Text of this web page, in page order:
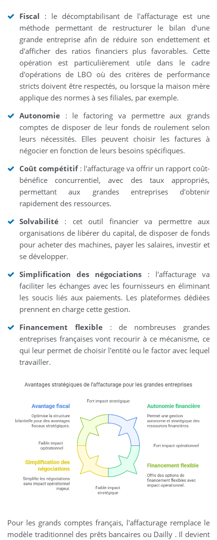
Fiscal : le décomptabilisant de l'affacturage est une
méthode permettant de restructurer le bilan d'une
grande entreprise afin de réduire son endettement et
d'afficher des ratios financiers plus favorables. Cette
opération est particulièrement utile dans le cadre
d'opérations de LBO où des critères de performance
stricts doivent être respectés, ou lorsque la maison mère
applique des normes à ses filiales, par exemple.
Autonomie : le factoring va permettre aux grands
comptes de disposer de leur fonds de roulement selon
leurs nécessités. Elles peuvent choisir les factures à
négocier en fonction de leurs besoins spécifiques.
Coût compétitif: l'affacturage va offrir un rapport coût-
bénéfice concurrentiel, avec des taux appropriés,
permettant aux grandes entreprises d'obtenir
rapidement des ressources.
Solvabilité : cet outil financier va permettre aux
organisations de libérer du capital, de disposer de fonds
pour acheter des machines, payer les salaires, investir et
se développer.
Simplification des négociations : l'affacturage va
faciliter les échanges avec les fournisseurs en éliminant
les soucis liés aux paiements. Les plateformes dédiées
prennent en charge cette gestion.
Financement flexible: de nombreuses grandes
entreprises françaises vont recourir à ce mécanisme, ce
qui leur permet de choisir l'entité ou le factor avec lequel
travailler.
Pour les grands comptes français, l'affacturage remplace le
modèle traditionnel des prêts bancaires ou Dailly . Il devient